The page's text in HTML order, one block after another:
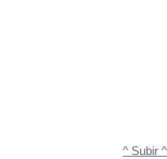
^ Subir ^